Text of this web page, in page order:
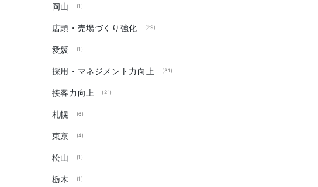
岡山 (1)
店頭・売場づくり強化 (29)
愛媛 (1)
採用・マネジメント力向上 (31)
接客力向上 (21)
札幌 (6)
東京 (4)
松山 (1)
栃木 (1)